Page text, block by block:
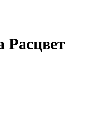
Расцвет